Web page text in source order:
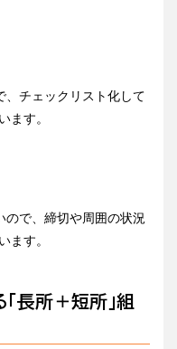
、チェックリスト化して
ます。
ので、締切や周囲の状況
ます。
長所＋短所」組